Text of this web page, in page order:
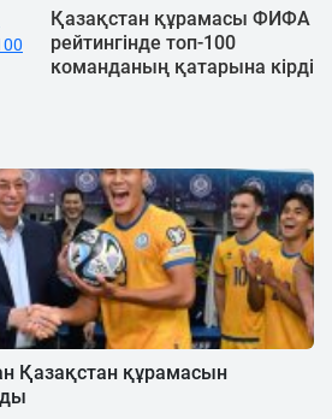
Қазақстан құрамасы ФИФА
рейтингінде топ-100
команданың қатарына кірді
Қазақстан құрамасын